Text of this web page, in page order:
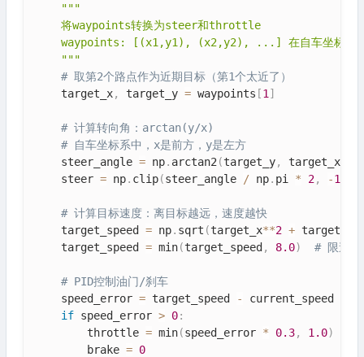
"""
    将waypoints转换为steer和throttle
waypoints: [(x1,y1), (x2,y2), ...] 在自车坐标系
    """
# 取第2个路点作为近期目标（第1个太近了）
    target_x
, target_y = waypoints [1 ]
# 计算转向角：arctan(y/x)
# 自车坐标系中，x是前方，y是左方
    steer_angle
= np. arctan2 (target_y, target_x
    steer
= np. clip(steer_angle / np. pi * 2, -1
# 计算目标速度：离目标越远，速度越快
    target_speed
= np. sqrt (target_x**2 + target_y
    target_speed
= min(target_speed , 8.0) # 限速8
# PID控制油门/刹车
    speed_error
= target_speed -
current_speed
if speed_error > 0:
        throttle
= min(speed_error * 0.3, 1.0)
        brake
= 0